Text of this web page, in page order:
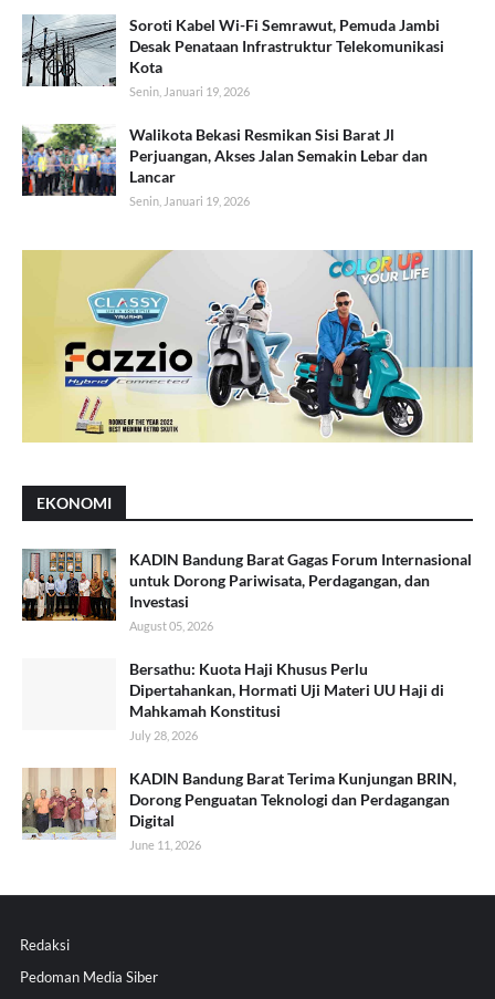
Soroti Kabel Wi-Fi Semrawut, Pemuda Jambi
Desak Penataan Infrastruktur Telekomunikasi
Kota
Senin, Januari 19, 2026
Walikota Bekasi Resmikan Sisi Barat Jl
Perjuangan, Akses Jalan Semakin Lebar dan
Lancar
Senin, Januari 19, 2026
EKONOMI
KADIN Bandung Barat Gagas Forum Internasional
untuk Dorong Pariwisata, Perdagangan, dan
Investasi
August 05, 2026
Bersathu: Kuota Haji Khusus Perlu
Dipertahankan, Hormati Uji Materi UU Haji di
Mahkamah Konstitusi
July 28, 2026
KADIN Bandung Barat Terima Kunjungan BRIN,
Dorong Penguatan Teknologi dan Perdagangan
Digital
June 11, 2026
Redaksi
Pedoman Media Siber